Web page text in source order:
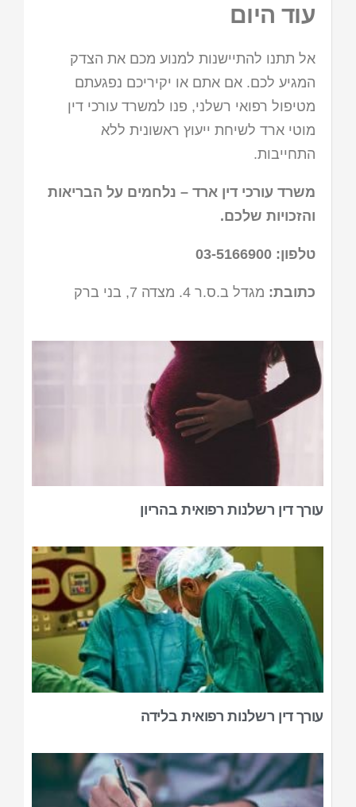
עוד היום
אל תתנו להתיישנות למנוע מכם את הצדק
המגיע לכם. אם אתם או יקיריכם נפגעתם
מטיפול רפואי רשלני, פנו למשרד עורכי דין
מוטי ארד לשיחת ייעוץ ראשונית ללא
התחייבות.
משרד עורכי דין ארד – נלחמים על הבריאות
והזכויות שלכם.
טלפון: 03-5166900
כתובת: מגדל ב.ס.ר 4. מצדה 7, בני ברק
עורך דין רשלנות רפואית בהריון
עורך דין רשלנות רפואית בלידה